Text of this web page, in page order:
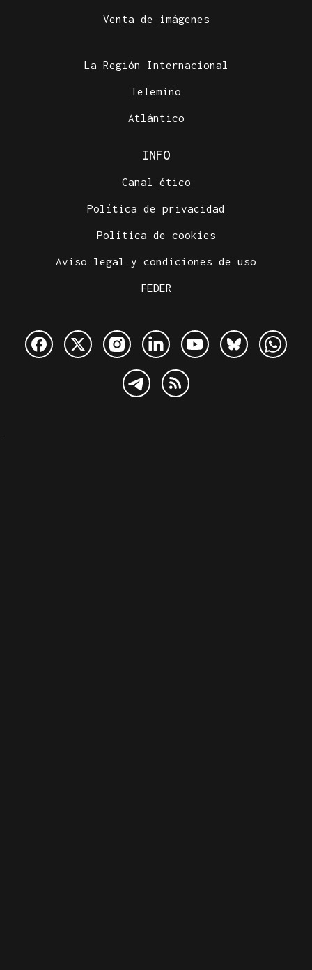
Venta de imágenes
La Región Internacional
Telemiño
Atlántico
INFO
Canal ético
Política de privacidad
Política de cookies
Aviso legal y condiciones de uso
FEDER